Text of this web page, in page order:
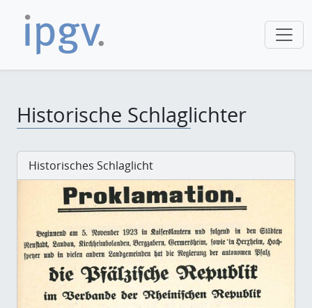
Historische Schlaglichter
Historisches Schlaglicht